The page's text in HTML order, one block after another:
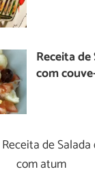
Receita
com
Receita de
com atum